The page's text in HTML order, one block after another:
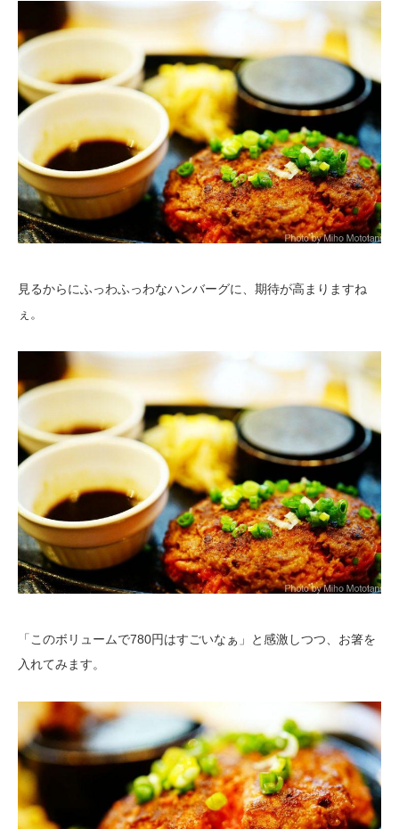
見るからにふっわふっわなハンバーグに、期待が高まりますね
ぇ。
「このボリュームで780円はすごいなぁ」と感激しつつ、お箸を
入れてみます。